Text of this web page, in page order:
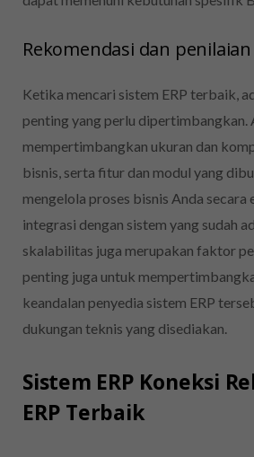
Rekomendasi dan penilaian
Ketika mencari sistem ERP terbaik,
penting yang perlu dipertimbangkan.
mempertimbangkan ukuran dan
bisnis, serta fitur dan modul yang
mengelola proses bisnis Anda secara
integrasi dengan sistem yang sudah
skalabilitas juga merupakan faktor
penting juga untuk
keandalan penyedia sistem ERP
dukungan teknis yang disediakan.
Sistem ERP Koneksi
ERP Terbaik